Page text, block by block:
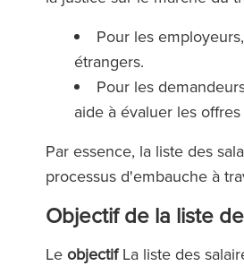
Pour les
étrangers.
Pour les
aide à évaluer les
Par essence, la liste des
processus d'embauche à
Objectif de la liste
Le objectifLa liste des